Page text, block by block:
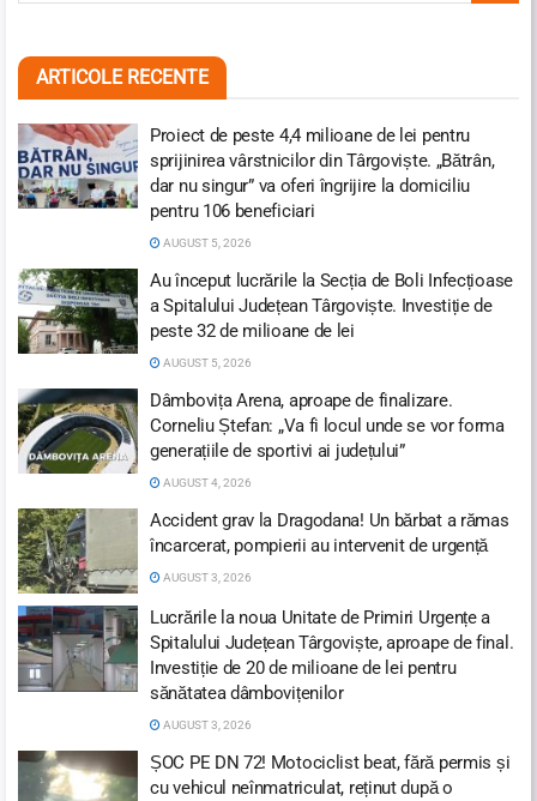
ARTICOLE RECENTE
Proiect de peste 4,4 milioane de lei pentru
sprijinirea vârstnicilor din Târgoviște. „Bătrân,
dar nu singur” va oferi îngrijire la domiciliu
pentru 106 beneficiari
AUGUST 5, 2026
Au început lucrările la Secția de Boli Infecțioase
a Spitalului Județean Târgoviște. Investiție de
peste 32 de milioane de lei
AUGUST 5, 2026
Dâmbovița Arena, aproape de finalizare.
Corneliu Ștefan: „Va fi locul unde se vor forma
generațiile de sportivi ai județului”
AUGUST 4, 2026
Accident grav la Dragodana! Un bărbat a rămas
încarcerat, pompierii au intervenit de urgență
AUGUST 3, 2026
Lucrările la noua Unitate de Primiri Urgențe a
Spitalului Județean Târgoviște, aproape de final.
Investiție de 20 de milioane de lei pentru
sănătatea dâmbovițenilor
AUGUST 3, 2026
ȘOC PE DN 72! Motociclist beat, fără permis și
cu vehicul neînmatriculat, reținut după o